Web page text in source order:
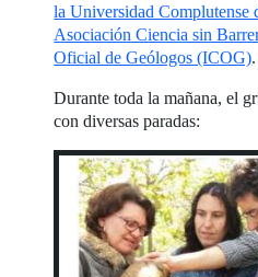
la Universidad Complutense
Asociación Ciencia sin
Oficial de Geólogos (ICOG).
Durante toda la mañana, el
con diversas paradas: